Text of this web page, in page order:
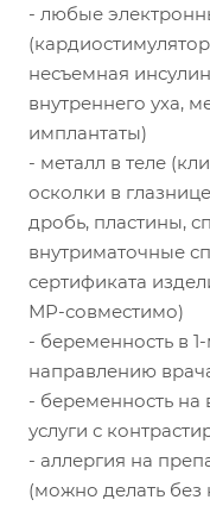
- любые
несъемная
внутреннего уха,
имплантаты)
- металл в теле
осколки в
дробь, пластины,
внутриматочные
сертификата
МР-совместимо)
- беременность в
направлению
- беременность на
услуги с
- аллергия на
(можно делать без